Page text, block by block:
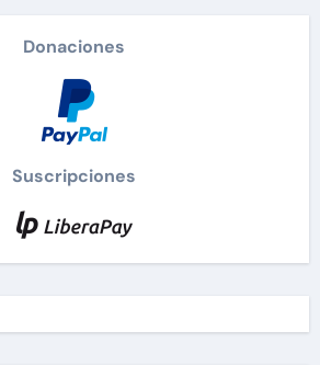
Donaciones
Suscripciones